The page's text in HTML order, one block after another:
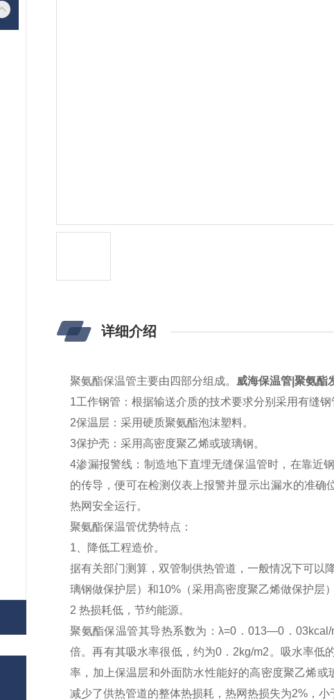
详细介绍
聚氨酯保温管主要由四部分组成。 威海保温管|聚氨酯
1工作钢管：根据输送介质的技术要求分别采用有缝
2保温层：采用硬质聚氨酯泡沫塑料。
3保护壳：采用高密度聚乙烯或玻璃钢。
4渗漏报警线：制造地下直埋无缝保温管时，在靠近
的传导，便可在检测仪表上报警并显示出漏水的准
热网安全运行。
聚氨酯保温管优势特点：
1、降低工程造价。
据有关部门测算，双管制供热管道，一般情况下可以
璃钢做保护层）和10%（采用高密度聚乙烯做保护层）
2 热损耗低，节约能源。
聚氨酯保温管其导热系数为：λ=0．013—0．
倍。再有其吸水率很低，约为0．2kg/m2。吸水率低
率，加上保温层和外面防水性能好的高密度聚乙烯或
减少了供热管道的整体热损耗，热网热损失为2%，小